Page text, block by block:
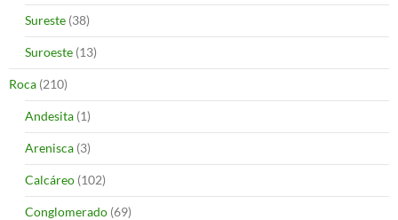
Sureste (38)
Suroeste (13)
Roca (210)
Andesita (1)
Arenisca (3)
Calcáreo (102)
Conglomerado (69)